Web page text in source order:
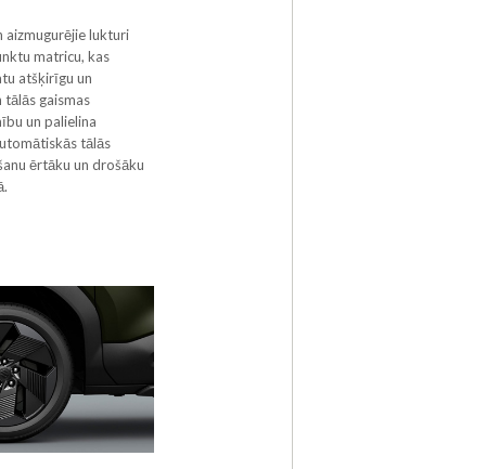
aizmugurējie lukturi
matricu, kas
atšķirīgu un
tālās gaismas
un palielina
tālās
ērtāku un drošāku